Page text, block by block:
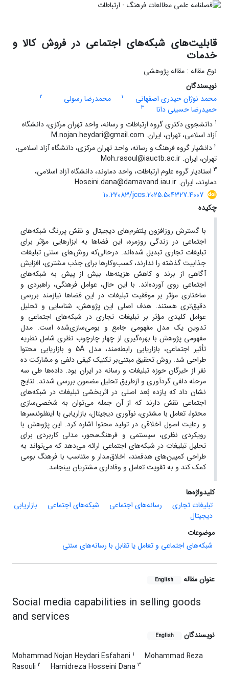
قابلیت‌های شبکه‌های اجتماعی در فروش کالا و
خدمات
نوع مقاله : مقاله پژوهشی
نویسندگان
محمد نوژان حیدری اصفهانی
1 محمدرضا رسولی 2
حمیدرضا حسینی دانا
3
1 دانشجوی دکتری گروه ارتباطات و رسانه، واحد تهران مرکزی، دانشگاه
آزاد اسلامی، تهران، ایران. M.nojan.heydari@gmail.com
2 دانشیار گروه فرهنگ و رسانه، واحد تهران مرکزی، دانشگاه آزاد اسلامی،
تهران، ایران. Moh.rasoul@iauctb.ac.ir
3 استادیار گروه علوم ارتباطات، واحد دماوند، دانشگاه آزاد اسلامی،
دماوند، ایران. Hoseini.dana@damavand.iau.ir
10.22083/jccs.2025.504327.4007
چکیده
با گسترش روزافزون پلتفرم‌های دیجیتال و نقش پررنگ شبکه‌های
اجتماعی در زندگی روزمره، این فضاها به ابزارهایی مؤثر برای
تبلیغات تجاری تبدیل شده‌اند. درحالی‌که روش‌های سنتی تبلیغات
جذابیت گذشته را ندارند، کسب‌وکارها برای جذب مشتری، افزایش
آگاهی از برند و کاهش هزینه‌ها، بیش از پیش به شبکه‌های
اجتماعی روی آورده‌اند. با این حال، عوامل فرهنگی، راهبردی و
ساختاری مؤثر بر موفقیت تبلیغات در این فضاها نیازمند بررسی
دقیق‌تری هستند. هدف اصلی این پژوهش، شناسایی و تحلیل
عوامل کلیدی مؤثر بر تبلیغات تجاری در شبکه‌های اجتماعی و
تدوین یک مدل مفهومی جامع و بومی‌سازی‌شده است. مدل
مفهومی پژوهش با بهره‌گیری از چهار چارچوب نظری شامل نظریه
تأثیر اجتماعی، بازاریابی رابطه‌مند، مدل 5A و بازاریابی محتوا
طراحی شد. روش تحقیق مبتنی‌بر تکنیک کیفی دلفی و مشارکت ده
نفر از خبرگان حوزه تبلیغات و رسانه در ایران بود. داده‌ها طی سه
مرحله دلفی گردآوری و ازطریق تحلیل مضمون بررسی شدند. نتایج
نشان داد که یازده بُعد اصلی در اثربخشی تبلیغات در شبکه‌های
اجتماعی نقش دارند که از آن جمله می‌توان به شخصی‌سازی
محتوا، تعامل با مشتری، نوآوری دیجیتال، بازاریابی با اینفلوئنسرها
و رعایت اصول اخلاقی در تولید محتوا اشاره کرد. این پژوهش با
رویکردی نظری، سیستمی و فرهنگ‌محور، مدلی کاربردی برای
تحلیل تبلیغات در شبکه‌های اجتماعی ارائه می‌دهد که می‌تواند به
طراحی کمپین‌های هدفمند، اخلاق‌مدار و متناسب با فرهنگ بومی
کمک کند و به تقویت تعامل و وفاداری مشتریان بینجامد.
کلیدواژه‌ها
تبلیغات تجاری
رسانه‌های اجتماعی شبکه‌های اجتماعی
بازاریابی
دیجیتال
موضوعات
شبکه‌های اجتماعی و تعامل یا تقابل با رسانه‌های سنتی
عنوان مقاله English
Social media capabilities in selling goods
and services
نویسندگان English
Mohammad Nojan Heydari Esfahani 1
Mohammad Reza
Rasouli 2 Hamidreza Hosseini Dana 3